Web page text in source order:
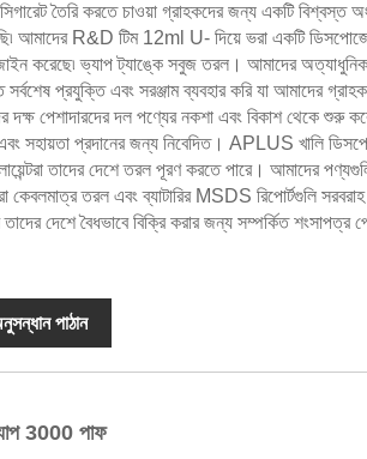
তৈরি করতে চাওয়া গ্রাহকদের জন্য একটি বিশ্বস্ত
আমাদের R&D টিম 12ml U- দিয়ে ভরা একটি
করেছে৷ ভ্যাপ ট্যাঙ্কে সবুজ তরল। আমাদের অত্যাধুনিক
প্রযুক্তি এবং সরঞ্জাম ব্যবহার করি যা আমাদের
পেশাদারদের দল পণ্যের নকশা এবং বিকাশ থেকে শুরু
এবং সহায়তা প্রদানের জন্য নিবেদিত। APLUS খালি
তাদের দেশে তরল পূরণ করতে পারে। আমাদের
কেবলমাত্র তরল এবং ব্যাটারির MSDS রিপোর্টগুলি
দেশে বৈধভাবে বিক্রি করার জন্য সম্পর্কিত শংসাপত্র
পাঠান
3000 পাফ